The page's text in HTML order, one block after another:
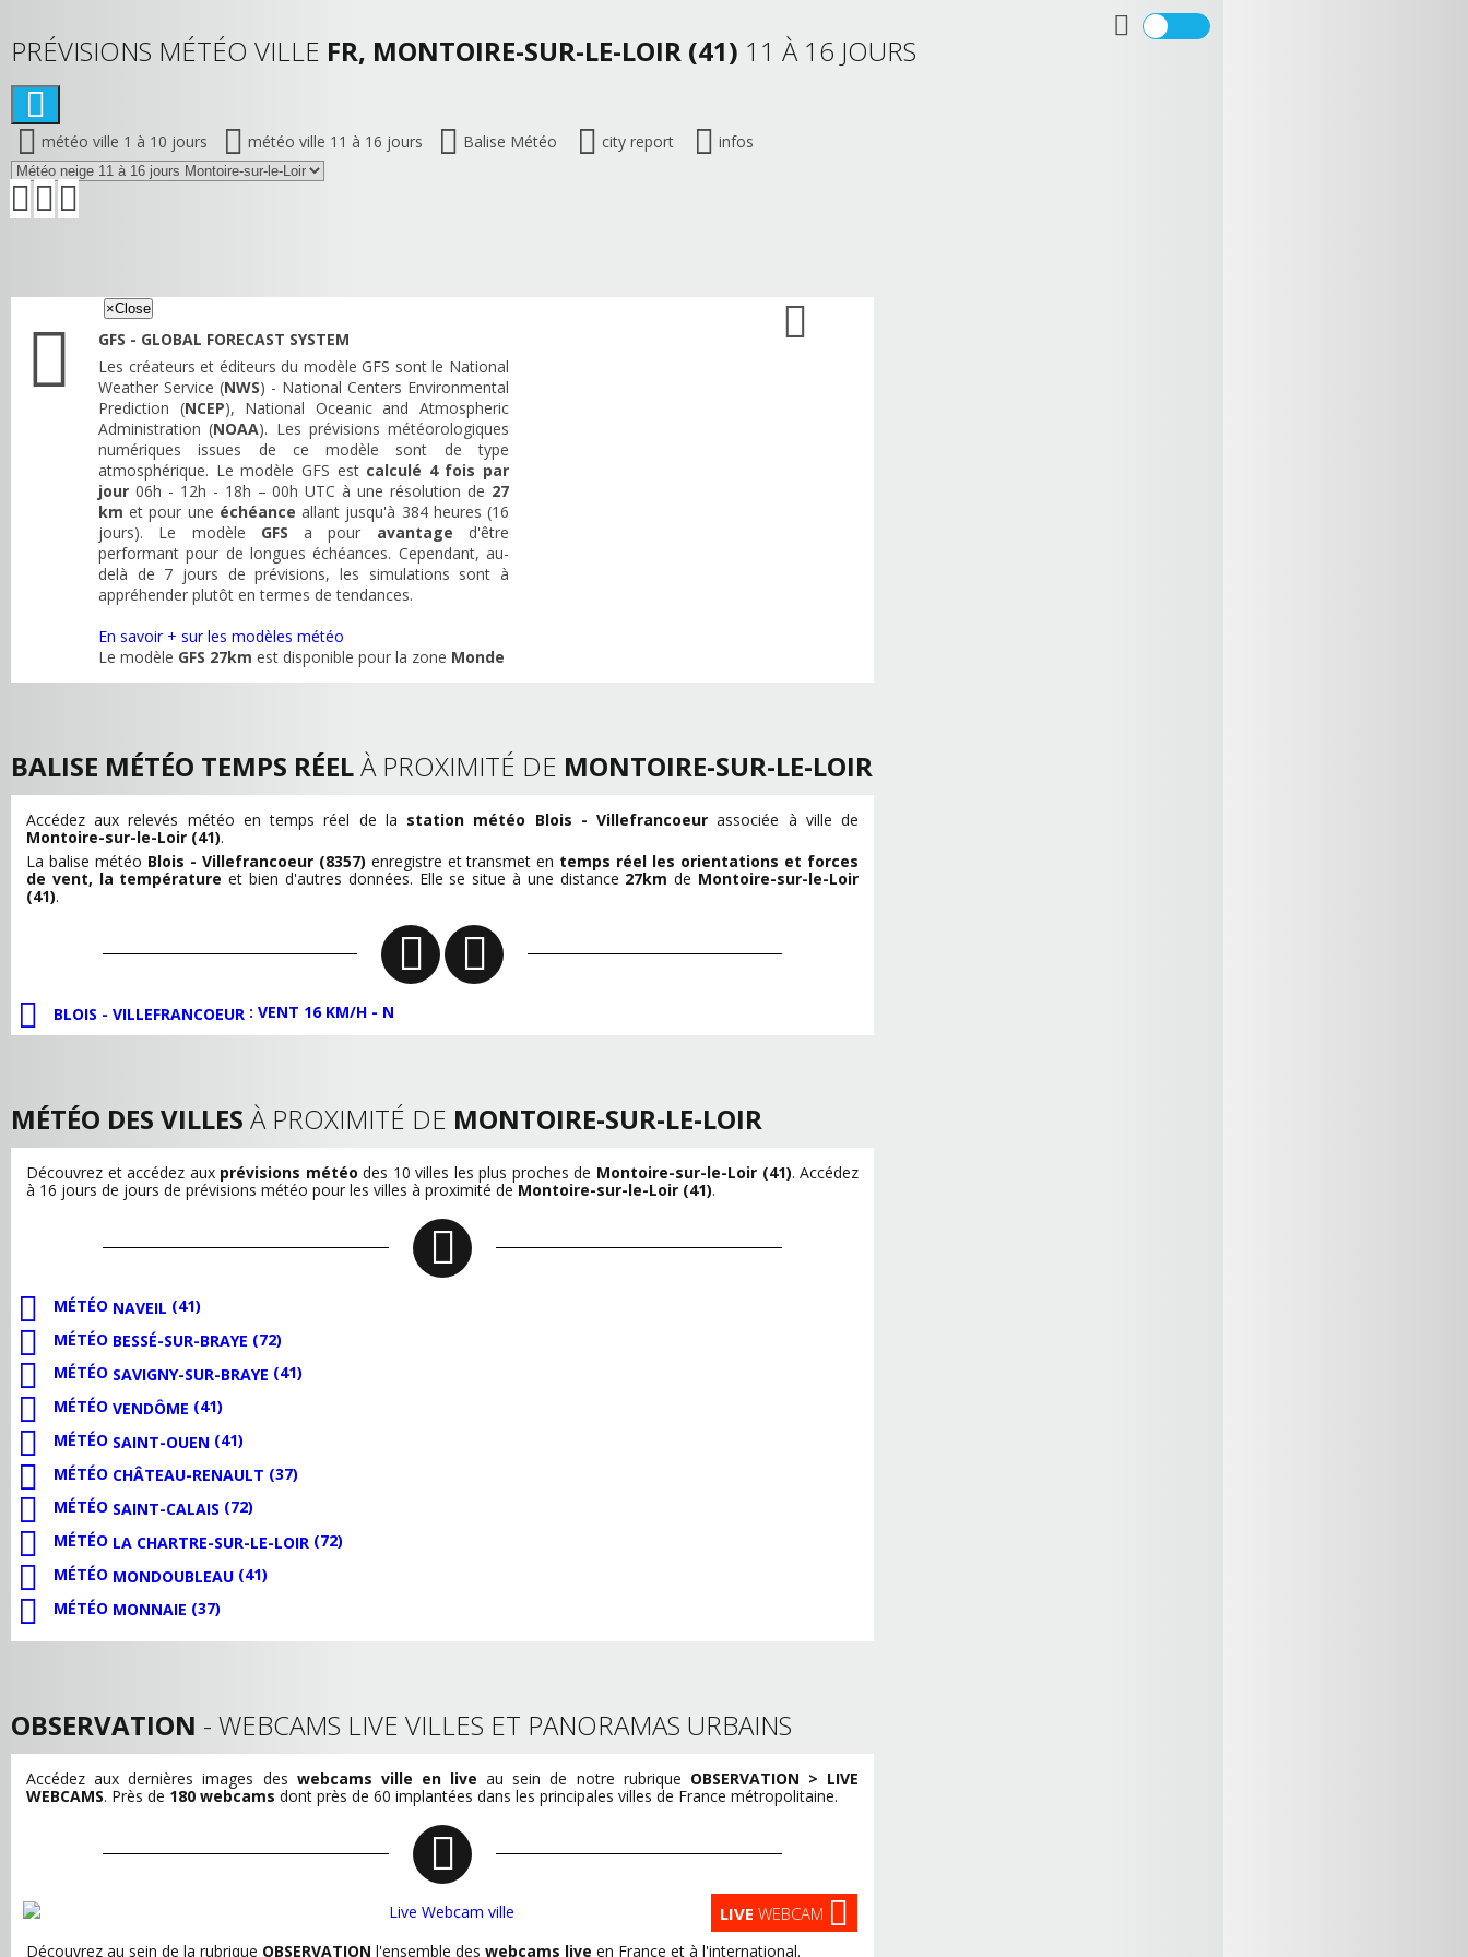
PRÉVISIONS MÉTÉO VILLE FR, MONTOIRE-SUR-LE-LOIR (41) 11 À 16 JOURS
météo ville 1 à 10 jours météo ville 11 à 16 jours Balise Météo city report infos
×Close
GFS - GLOBAL FORECAST SYSTEM
Les créateurs et éditeurs du modèle GFS sont le National
Weather Service (NWS) - National Centers Environmental
Prediction (NCEP), National Oceanic and Atmospheric
Administration (NOAA). Les prévisions météorologiques
numériques issues de ce modèle sont de type
atmosphérique. Le modèle GFS est calculé 4 fois par
jour 06h - 12h - 18h – 00h UTC à une résolution de 27
km et pour une échéance allant jusqu'à 384 heures (16
jours). Le modèle GFS a pour avantage d'être
performant pour de longues échéances. Cependant, au-
delà de 7 jours de prévisions, les simulations sont à
appréhender plutôt en termes de tendances.
En savoir + sur les modèles météo
Le modèle GFS 27km est disponible pour la zone Monde
BALISE MÉTÉO TEMPS RÉELÀ PROXIMITÉ DE MONTOIRE-SUR-LE-LOIR
Accédez aux relevés météo en temps réel de la station météo Blois - Villefrancoeur associée à ville de
Montoire-sur-le-Loir (41).
La balise météo Blois - Villefrancoeur (8357) enregistre et transmet en temps réel les orientations et forces
de vent, la température et bien d'autres données. Elle se situe à une distance 27km de Montoire-sur-le-Loir
(41).
BLOIS - VILLEFRANCOEUR : VENT 16 KM/H - N
MÉTÉO DES VILLES À PROXIMITÉ DE MONTOIRE-SUR-LE-LOIR
Découvrez et accédez aux prévisions météo des 10 villes les plus proches de Montoire-sur-le-Loir (41). Accédez
à 16 jours de jours de prévisions météo pour les villes à proximité de Montoire-sur-le-Loir (41).
MÉTÉO NAVEIL (41)
MÉTÉO BESSÉ-SUR-BRAYE (72)
MÉTÉO SAVIGNY-SUR-BRAYE (41)
MÉTÉO VENDÔME (41)
MÉTÉO SAINT-OUEN (41)
MÉTÉO CHÂTEAU-RENAULT (37)
MÉTÉO SAINT-CALAIS (72)
MÉTÉO LA CHARTRE-SUR-LE-LOIR (72)
MÉTÉO MONDOUBLEAU (41)
MÉTÉO MONNAIE (37)
OBSERVATION - WEBCAMS LIVE VILLES ET PANORAMAS URBAINS
Accédez aux dernières images des webcams ville en live au sein de notre rubrique OBSERVATION > LIVE
WEBCAMS. Près de 180 webcams dont près de 60 implantées dans les principales villes de France métropolitaine.
LIVE WEBCAM
Découvrez au sein de la rubrique OBSERVATION l'ensemble des webcams live en France et à l'international.